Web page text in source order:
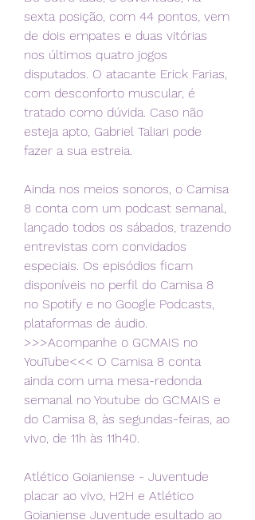
sexta posição, com 44 pontos, vem
de dois empates e duas vitórias
nos últimos quatro jogos
disputados. O atacante Erick Farias,
com desconforto muscular, é
tratado como dúvida. Caso não
esteja apto, Gabriel Taliari pode
fazer a sua estreia.
Ainda nos meios sonoros, o Camisa
8 conta com um podcast semanal,
lançado todos os sábados, trazendo
entrevistas com convidados
especiais. Os episódios ficam
disponíveis no perfil do Camisa 8
no Spotify e no Google Podcasts,
plataformas de áudio.
>>>Acompanhe o GCMAIS no
YouTube<<< O Camisa 8 conta
ainda com uma mesa-redonda
semanal no Youtube do GCMAIS e
do Camisa 8, às segundas-feiras, ao
vivo, de 11h às 11h40.
Atlético Goianiense - Juventude
placar ao vivo, H2H e Atlético
Goianiense Juventude esultado ao